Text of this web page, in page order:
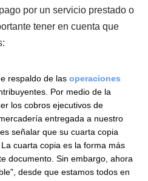
identificar cuáles son las
proceso.
te ayudará y entregará las
para enfrentar este proceso
revisar y comparar los
para el registro de una